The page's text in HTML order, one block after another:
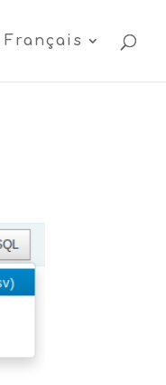
Français